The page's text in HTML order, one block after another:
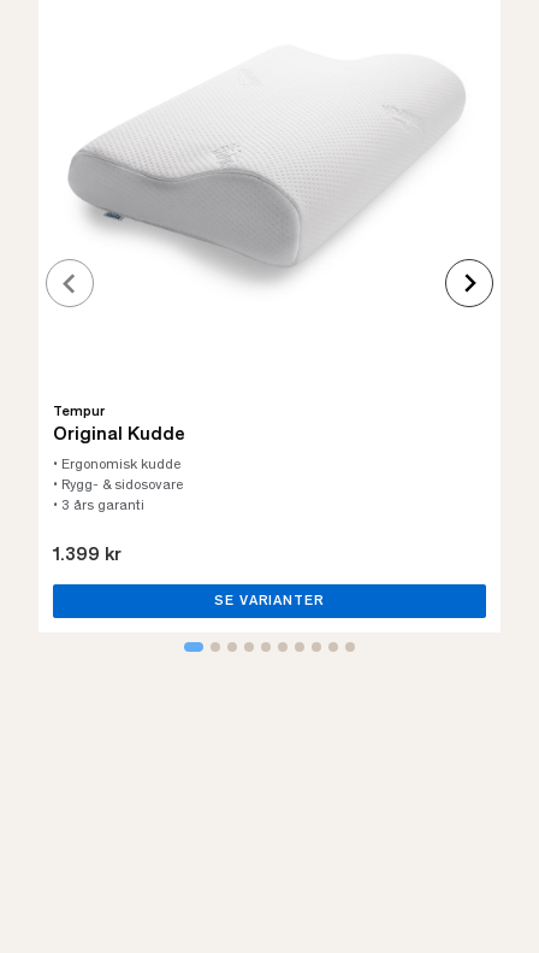
Tempur
Original Kudde
• Ergonomisk kudde
• Rygg- & sidosovare
• 3 års garanti
1.399 kr
SE VARIANTER